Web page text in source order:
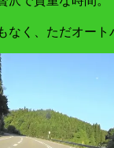
く、ただオート